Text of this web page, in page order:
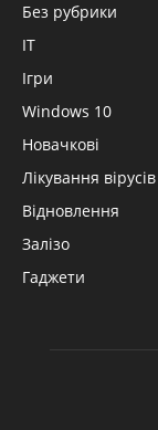
Без рубрики
IT
Ігри
Windows 10
Новачкові
Лікування вірусів
Відновлення
Залізо
Гаджети